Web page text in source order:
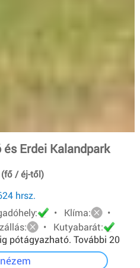
és Erdei Kalandpark
(fő / éj-től)
hrsz.
• Klíma:
•
• Kutyabarát:
pótágyazható. További 20